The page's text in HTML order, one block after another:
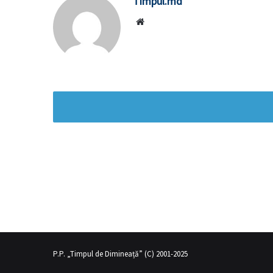
üvey annesi gibisex hikayeleriolduğunu fark eden genç adam
P.P. „Timpul de Dimineață” (C) 2001-2025